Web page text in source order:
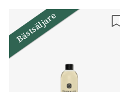
Bästsäljare